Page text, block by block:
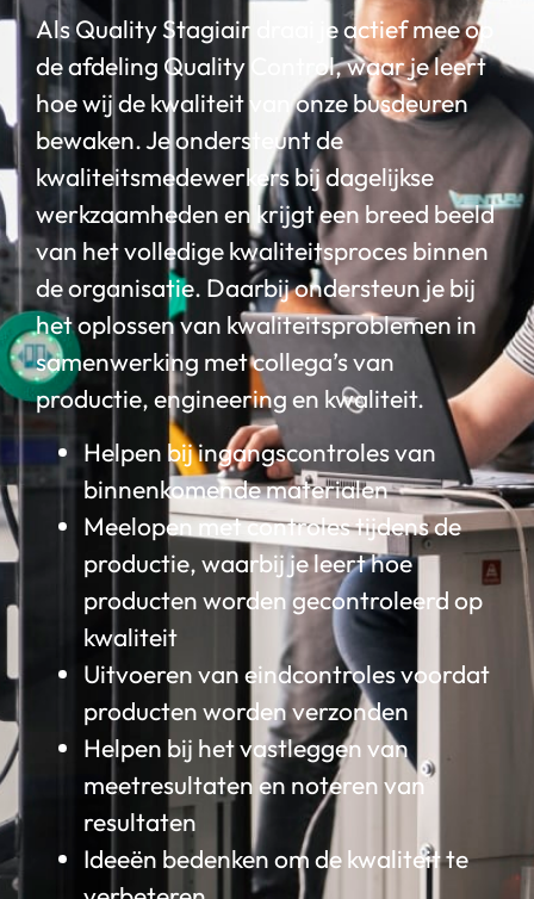
Als Quality Stagiair draai je actief mee op
de afdeling Quality Control, waar je leert
hoe wij de kwaliteit van onze busdeuren
bewaken. Je ondersteunt de
kwaliteitsmedewerkers bij dagelijkse
werkzaamheden en krijgt een breed beeld
van het volledige kwaliteitsproces binnen
de organisatie. Daarbij ondersteun je bij
het oplossen van kwaliteitsproblemen in
samenwerking met collega’s van
productie, engineering en kwaliteit.
Helpen bij ingangscontroles van
binnenkomende materialen
Meelopen met controles tijdens de
productie, waarbij je leert hoe
producten worden gecontroleerd op
kwaliteit
Uitvoeren van eindcontroles voordat
producten worden verzonden
Helpen bij het vastleggen van
meetresultaten en noteren van
resultaten
Ideeën bedenken om de kwaliteit te